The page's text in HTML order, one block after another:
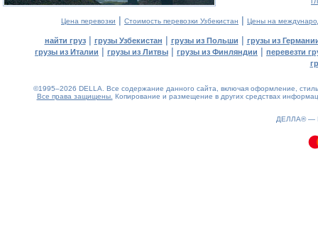
Цена перевозки | Стоимость перевозки Узбекистан | Цены на
найти груз| грузы Узбекистан | грузы из Польши | грузы из
грузы из Италии | грузы из Литвы | грузы из Финляндии | перевезти
©1995–2026 DELLA. Все содержание данного сайта, включая оформление,
Все права защищены. Копирование и размещение в других средствах
ДЕЛЛА® —